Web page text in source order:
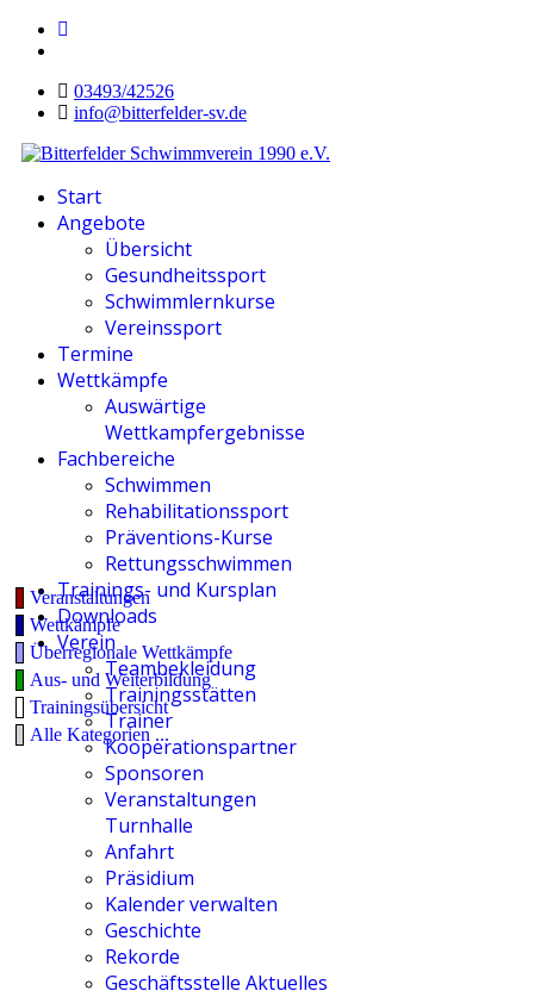
03493/42526
info@bitterfelder-sv.de
Start
Angebote
Übersicht
Gesundheitssport
Schwimmlernkurse
Vereinssport
Termine
Wettkämpfe
Auswärtige
Wettkampfergebnisse
Fachbereiche
Schwimmen
Rehabilitationssport
Präventions-Kurse
Rettungsschwimmen
Trainings- und Kursplan
Downloads
Verein
Teambekleidung
Trainingsstätten
Trainer
Kooperationspartner
Sponsoren
Veranstaltungen
Turnhalle
Anfahrt
Präsidium
Kalender verwalten
Geschichte
Rekorde
Geschäftsstelle Aktuelles
Veranstaltungen
Wettkämpfe
Überregionale Wettkämpfe
Aus- und Weiterbildung
Trainingsübersicht
Alle Kategorien ...